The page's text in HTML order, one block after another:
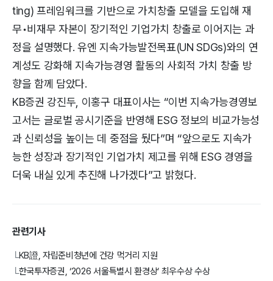
ting) 프레임워크를 기반으로 가치창출 모델을 도입해 재
무•비재무 자본이 장기적인 기업가치 창출로 이어지는 과
정을 설명했다. 유엔 지속가능발전목표(UN SDGs)와의 연
계성도 강화해 지속가능경영 활동의 사회적 가치 창출 방
향을 함께 담았다.
KB증권 강진두, 이홍구 대표이사는 “이번 지속가능경영보
고서는 글로벌 공시기준을 반영해 ESG 정보의 비교가능성
과 신뢰성을 높이는 데 중점을 뒀다”며 “앞으로도 지속가
능한 성장과 장기적인 기업가치 제고를 위해 ESG 경영을
더욱 내실 있게 추진해 나가겠다”고 밝혔다.
관련기사
└KB證, 자립준비청년에 건강 먹거리 지원
└한국투자증권, ‘2026 서울특별시 환경상’ 최우수상 수상